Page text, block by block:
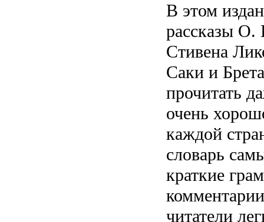
В этом
рассказы О.
Стивена
Саки и
прочитать
очень
каждой
словарь
краткие
читатели